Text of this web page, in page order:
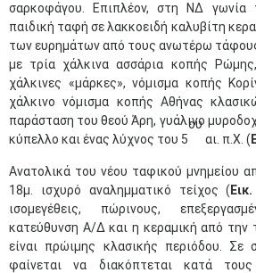
σαρκοφάγου. Επιπλέον, στη ΝΔ γωνία
παιδική ταφή σε λακκοειδή καλυβίτη
των ευρημάτων από τους ανωτέρω
με τρία χάλκινα ασσάρια κοπής
χάλκινες «μάρκες», νόμισμα κοπής
χάλκινο νόμισμα κοπής Αθήνας
παράσταση του θεού Άρη, γυάλινο
κύπελλο και ένας λύχνος του 5
ου
αι. π.Χ. (
Ανατολικά του νέου ταφικού μνημείου
18μ. ισχυρό αναλημματικό τείχος (
ισομεγέθεις, πώρινους,
κατεύθυνση Α/Δ και η κεραμική από την
είναι πρώιμης κλασικής περιόδου. Σε
φαίνεται να διακόπτεται κατά